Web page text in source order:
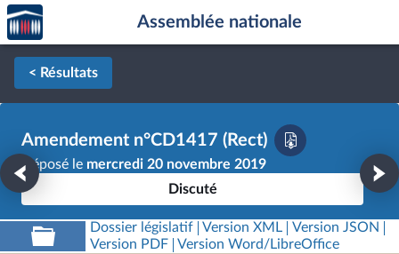
Aller au contenu
Aller en bas de la page
Accèder
à la
page
d'accueil
Assemblée nationale
< Résultats
Amendement n°CD1417 (Rect)
Déposé le mercredi 20 novembre 2019
Discuté
Dossier législatif Version XML
Version JSON
Version PDF
Version Word/LibreOffice